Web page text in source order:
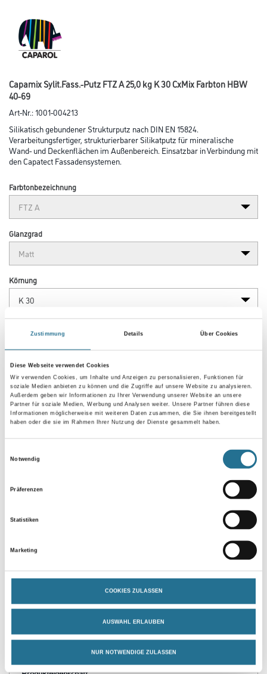
Zustimmung Details Über Cookies
Diese Webseite verwendet Cookies
Wir verwenden Cookies, um Inhalte und Anzeigen zu personalisieren, Funktionen für
soziale Medien anbieten zu können und die Zugriffe auf unsere Website zu analysieren.
Außerdem geben wir Informationen zu Ihrer Verwendung unserer Website an unsere
Partner für soziale Medien, Werbung und Analysen weiter. Unsere Partner führen diese
Informationen möglicherweise mit weiteren Daten zusammen, die Sie ihnen bereitgestellt
haben oder die sie im Rahmen Ihrer Nutzung der Dienste gesammelt haben.
Notwendig
Präferenzen
Statistiken
Marketing
COOKIES ZULASSEN
AUSWAHL ERLAUBEN
NUR NOTWENDIGE ZULASSEN
Capamix Sylit.Fass.-Putz FTZ A 25,0 kg K 30 CxMix Farbton HBW
40-69
Art-Nr.:1001-004213
Silikatisch gebundener Strukturputz nach DIN EN 15824.
Verarbeitungsfertiger, strukturierbarer Silikatputz für mineralische
Wand- und Deckenflächen im Außenbereich. Einsatzbar in Verbindung mit
den Capatect Fassadensystemen.
Farbtonbezeichnung
Glanzgrad
Körnung
Umrechnungsfaktoren
PRODUKTEIGENSCHAFTEN